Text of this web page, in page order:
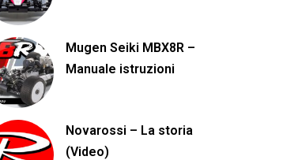
Mugen Seiki MBX8R –
Manuale istruzioni
Novarossi – La storia
(Video)